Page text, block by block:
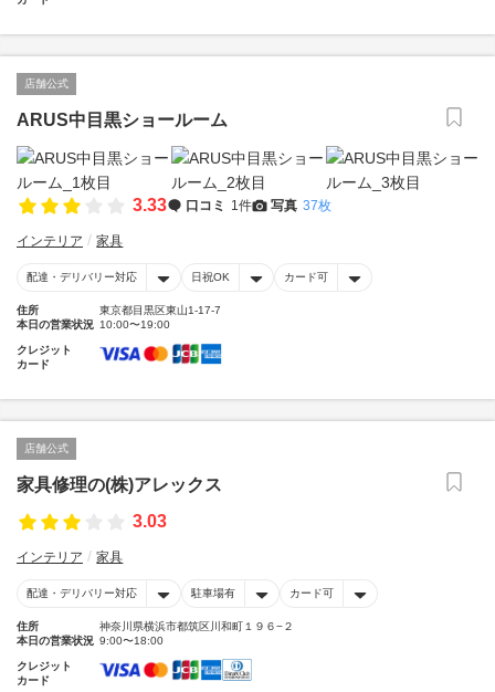
店舗公式
ARUS中目黒ショールーム
3.33 口コミ 1件 写真 37枚
インテリア 家具
配達・デリバリー対応 日祝OK カード可
住所
東京都目黒区東山1-17-7
本日の営業状況 10:00〜19:00
クレジット
カード
店舗公式
家具修理の(株)アレックス
3.03
インテリア 家具
配達・デリバリー対応 駐車場有 カード可
住所
神奈川県横浜市都筑区川和町１９６−２
本日の営業状況 9:00〜18:00
クレジット
カード